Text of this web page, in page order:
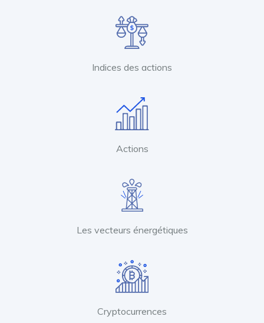
Indices des actions
Actions
Les vecteurs énergétiques
Cryptocurrences